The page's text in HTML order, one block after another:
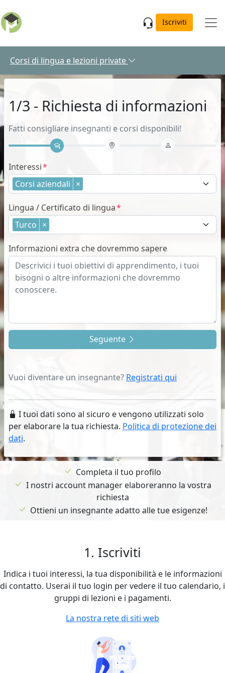
Iscriviti
Corsi di lingua e lezioni private
1/3 - Richiesta di informazioni
Fatti consigliare insegnanti e corsi disponibili!
Interessi
Corsi aziendali ×
Lingua / Certificato di lingua
Turco ×
Informazioni extra che dovremmo sapere
Seguente
Vuoi diventare un insegnante? Registrati qui
I tuoi dati sono al sicuro e vengono utilizzati solo
per elaborare la tua richiesta. Politica di protezione dei
dati.
Completa il tuo profilo
I nostri account manager elaboreranno la vostra
richiesta
Ottieni un insegnante adatto alle tue esigenze!
1. Iscriviti
Indica i tuoi interessi, la tua disponibilità e le informazioni
di contatto. Userai il tuo login per vedere il tuo calendario, i
gruppi di lezioni e i pagamenti.
La nostra rete di siti web